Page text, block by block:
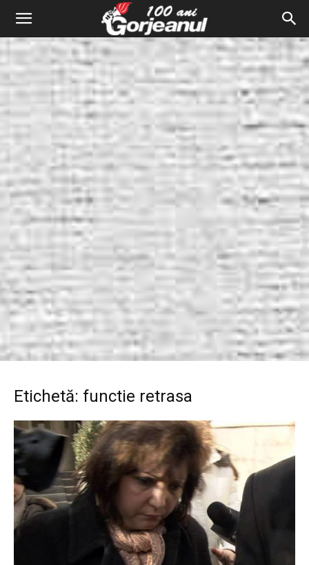
Etichetă: functie retrasa